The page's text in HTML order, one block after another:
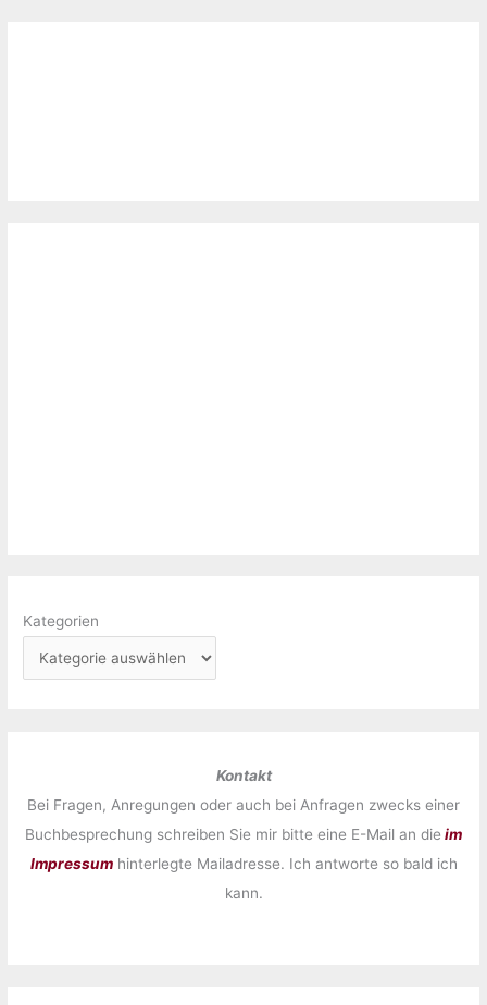
Kategorien
Kontakt
Bei Fragen, Anregungen oder auch bei Anfragen zwecks einer
Buchbesprechung schreiben Sie mir bitte eine E-Mail an die im
Impressumhinterlegte Mailadresse. Ich antworte so bald ich
kann.